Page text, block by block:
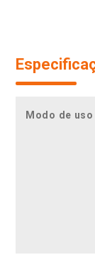
espuma densa
Modo de uso